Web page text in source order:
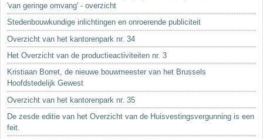
'van geringe omvang' - overzicht
Stedenbouwkundige inlichtingen en onroerende publiciteit
Overzicht van het kantorenpark nr. 34
Het Overzicht van de productieactiviteiten nr. 3
Kristiaan Borret, de nieuwe bouwmeester van het Brussels
Hoofdstedelijk Gewest
Overzicht van het kantorenpark nr. 35
De zesde editie van het Overzicht van de Huisvestingsvergunning is een
feit.